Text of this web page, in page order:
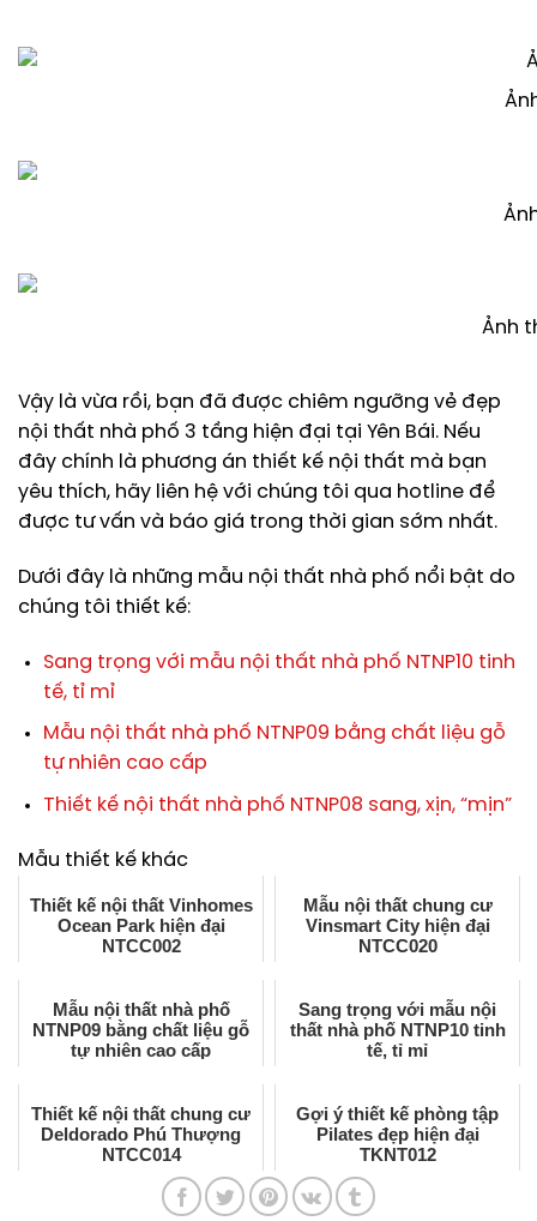
Ảnh
Vậy là vừa rồi, bạn đã được chiêm ngưỡng vẻ đẹp
nội thất nhà phố 3 tầng hiện đại tại Yên Bái. Nếu
đây chính là phương án thiết kế nội thất mà bạn
yêu thích, hãy liên hệ với chúng tôi qua hotline để
được tư vấn và báo giá trong thời gian sớm nhất.
Dưới đây là những mẫu nội thất nhà phố nổi bật do
chúng tôi thiết kế:
Sang trọng với mẫu nội thất nhà phố NTNP10 tinh
tế, tỉ mỉ
Mẫu nội thất nhà phố NTNP09 bằng chất liệu gỗ
tự nhiên cao cấp
Thiết kế nội thất nhà phố NTNP08 sang, xịn, “mịn”
Mẫu thiết kế khác
Thiết kế nội thất Vinhomes
Ocean Park hiện đại
NTCC002
Mẫu nội thất chung cư
Vinsmart City hiện đại
NTCC020
Mẫu nội thất nhà phố
NTNP09 bằng chất liệu gỗ
tự nhiên cao cấp
Sang trọng với mẫu nội
thất nhà phố NTNP10 tinh
tế, tỉ mỉ
Thiết kế nội thất chung cư
Deldorado Phú Thượng
NTCC014
Gợi ý thiết kế phòng tập
Pilates đẹp hiện đại
TKNT012